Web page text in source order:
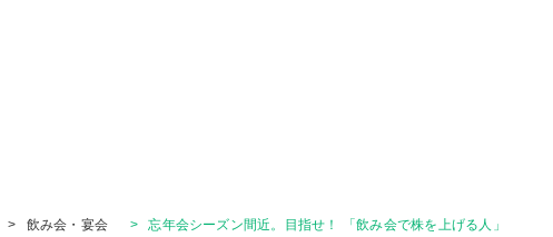
> 飲み会・宴会 > 忘年会シーズン間近。目指せ！ 「飲み会で株を上げる人」